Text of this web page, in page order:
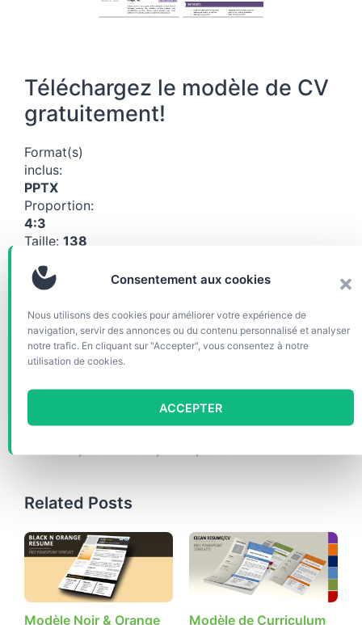
Consentement aux cookies
Nous utilisons des cookies pour améliorer votre expérience de
navigation, servir des annonces ou du contenu personnalisé et analyser
notre trafic. En cliquant sur "Accepter", vous consentez à notre
utilisation de cookies.
ACCEPTER
Téléchargez le modèle de CV
gratuitement!
Format(s)
inclus:
PPTX
Proportion:
4:3
Taille: 138
Télécharg
er (20375)
Catégories
Curriculum vitae,
Epuré,Modèle Curriculum Vitae,Modèle CV,
Related Posts
Modèle Noir & Orange
Modèle de Curriculum